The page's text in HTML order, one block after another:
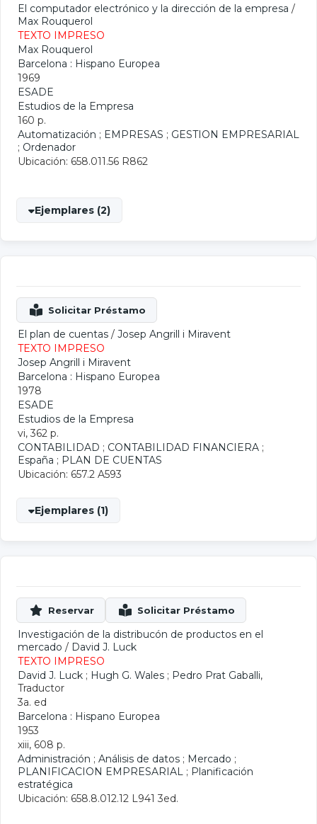
El computador electrónico y la dirección de la empresa /
Max Rouquerol
TEXTO IMPRESO
Max Rouquerol
Barcelona : Hispano Europea
1969
ESADE
Estudios de la Empresa
160 p.
Automatización ; EMPRESAS ; GESTION EMPRESARIAL
; Ordenador
Ubicación: 658.011.56 R862
Ejemplares (2)
El plan de cuentas / Josep Angrill i Miravent
TEXTO IMPRESO
Josep Angrill i Miravent
Barcelona : Hispano Europea
1978
ESADE
Estudios de la Empresa
vi, 362 p.
CONTABILIDAD ; CONTABILIDAD FINANCIERA ;
España ; PLAN DE CUENTAS
Ubicación: 657.2 A593
Ejemplares (1)
Investigación de la distribucón de productos en el
mercado / David J. Luck
TEXTO IMPRESO
David J. Luck ; Hugh G. Wales ; Pedro Prat Gaballi,
Traductor
3a. ed
Barcelona : Hispano Europea
1953
xiii, 608 p.
Administración ; Análisis de datos ; Mercado ;
PLANIFICACION EMPRESARIAL ; Planificación
estratégica
Ubicación: 658.8.012.12 L941 3ed.